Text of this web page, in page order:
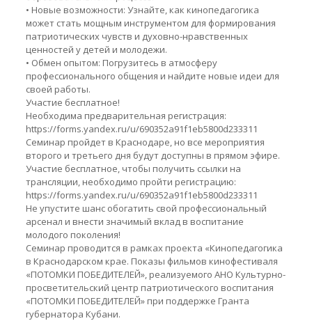
• Новые возможности: Узнайте, как кинопедагогика
может стать мощным инструментом для формирования
патриотических чувств и духовно-нравственных
ценностей у детей и молодежи.
• Обмен опытом: Погрузитесь в атмосферу
профессионального общения и найдите новые идеи для
своей работы.
Участие бесплатное!
Необходима предварительная регистрация:
https://forms.yandex.ru/u/690352a91f1eb5800d233311
Семинар пройдет в Краснодаре, но все мероприятия
второго и третьего дня будут доступны в прямом эфире.
Участие бесплатное, чтобы получить ссылки на
трансляции, необходимо пройти регистрацию:
https://forms.yandex.ru/u/690352a91f1eb5800d233311
Не упустите шанс обогатить свой профессиональный
арсенал и внести значимый вклад в воспитание
молодого поколения!
Семинар проводится в рамках проекта «Кинопедагогика
в Краснодарском крае. Показы фильмов кинофестиваля
«ПОТОМКИ ПОБЕДИТЕЛЕЙ», реализуемого АНО Культурно-
просветительский центр патриотического воспитания
«ПОТОМКИ ПОБЕДИТЕЛЕЙ» при поддержке Гранта
губернатора Кубани.